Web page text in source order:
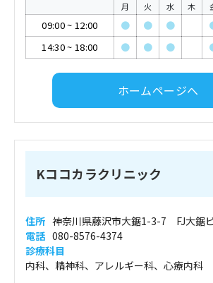
月 火 水 木
09:00~ 12:00 ● ● ●
14:30~ 18:00 ● ● ●
ホームページへ
Kココカラクリニック
住所 神奈川県藤沢市大鋸1-3-7 FJ大鋸
電話 080-8576-4374
診療科目
内科、精神科、アレルギー科、心療内科